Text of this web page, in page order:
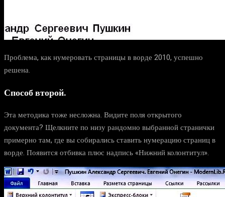
Проблема, как нумеровать страницы в ворде 2010, успешно
решена.
Способ второй.
Эта методика тоже несложна. Видите поля открытого
документа? Щелкните по низу рандомно выбранной странички
примерно там, где вы собирались ставить нумерацию страниц в
ворде. Появится отбивка плюс надпись «Нижний колонтитул».